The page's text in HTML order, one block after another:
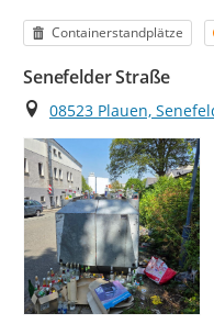
Kategorie
Containerstandplätze
Senefelder Straße
Ort
08523 Plauen,